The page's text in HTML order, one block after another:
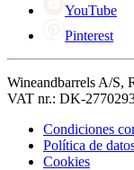
YouTube
Pinterest
Wineandbarrels A/S,
VAT nr.: DK-
Condiciones
Política de
Cookies